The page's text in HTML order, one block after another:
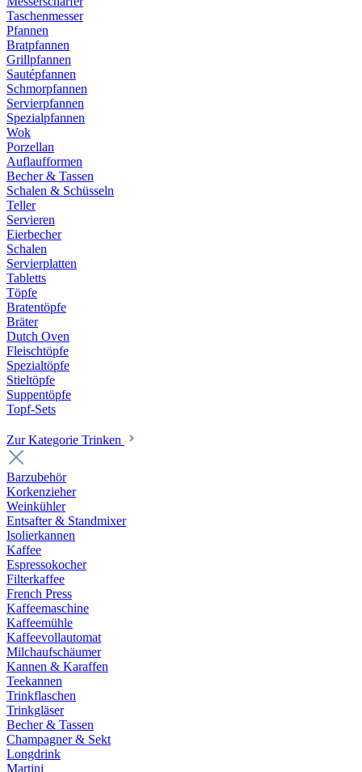
Taschenmesser
Pfannen
Bratpfannen
Grillpfannen
Sautépfannen
Schmorpfannen
Servierpfannen
Spezialpfannen
Wok
Porzellan
Auflaufformen
Becher & Tassen
Schalen & Schüsseln
Teller
Servieren
Eierbecher
Schalen
Servierplatten
Tabletts
Töpfe
Bratentöpfe
Bräter
Dutch Oven
Fleischtöpfe
Spezialtöpfe
Stieltöpfe
Suppentöpfe
Topf-Sets
Zur Kategorie Trinken
Barzubehör
Korkenzieher
Weinkühler
Entsafter & Standmixer
Isolierkannen
Kaffee
Espressokocher
Filterkaffee
French Press
Kaffeemaschine
Kaffeemühle
Kaffeevollautomat
Milchaufschäumer
Kannen & Karaffen
Teekannen
Trinkflaschen
Trinkgläser
Becher & Tassen
Champagner & Sekt
Longdrink
Martini